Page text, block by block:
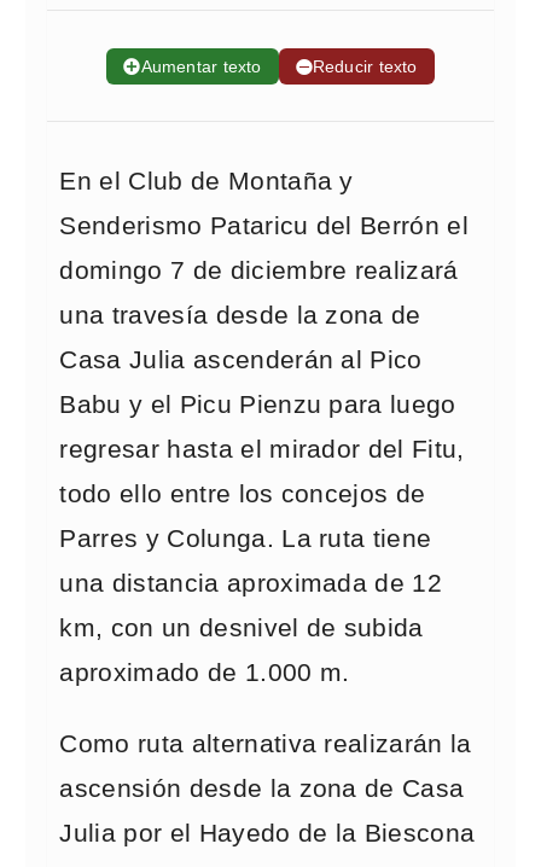
➕Aumentar texto ➖Reducir texto
En el Club de Montaña y
Senderismo Pataricu del Berrón el
domingo 7 de diciembre realizará
una travesía desde la zona de
Casa Julia ascenderán al Pico
Babu y el Picu Pienzu para luego
regresar hasta el mirador del Fitu,
todo ello entre los concejos de
Parres y Colunga. La ruta tiene
una distancia aproximada de 12
km, con un desnivel de subida
aproximado de 1.000 m.
Como ruta alternativa realizarán la
ascensión desde la zona de Casa
Julia por el Hayedo de la Biescona